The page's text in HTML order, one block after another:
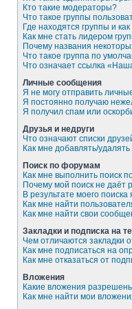
Кто такие модераторы?
Что такое группы
Где находятся группы и
Как мне стать лидером
Почему названия
Что такое группа по
Что означает ссылка
Личные сообщения
Я не могу отправить
Я постоянно получаю
Я получил спам или
Друзья и недруги
Что означают списки
Как мне добавлять/
Поиск по форумам
Как мне выполнить поиск
Почему мой поиск не даёт
В результате моего
Как мне найти
Как мне найти свои
Закладки и подписка на
Чем отличаются закладки
Как мне подписаться на
Как мне отказаться от
Вложения
Какие вложения
Как мне найти мои